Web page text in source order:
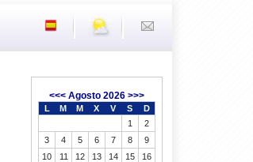
<<< Agosto 2026 >>>
L M M X V S
D
1
2
3
4 5 6 7 8
9
10
11 12 13 14 15
16